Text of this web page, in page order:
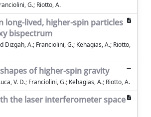
G.; Riotto, A.
long-lived, higher-spin particles
bispectrum
Dizgah, A.; Franciolini, G.; Kehagias, A.; Riotto,
of higher-spin gravity
V. D.; Franciolini, G.; Kehagias, A.; Riotto, A.
the laser interferometer space